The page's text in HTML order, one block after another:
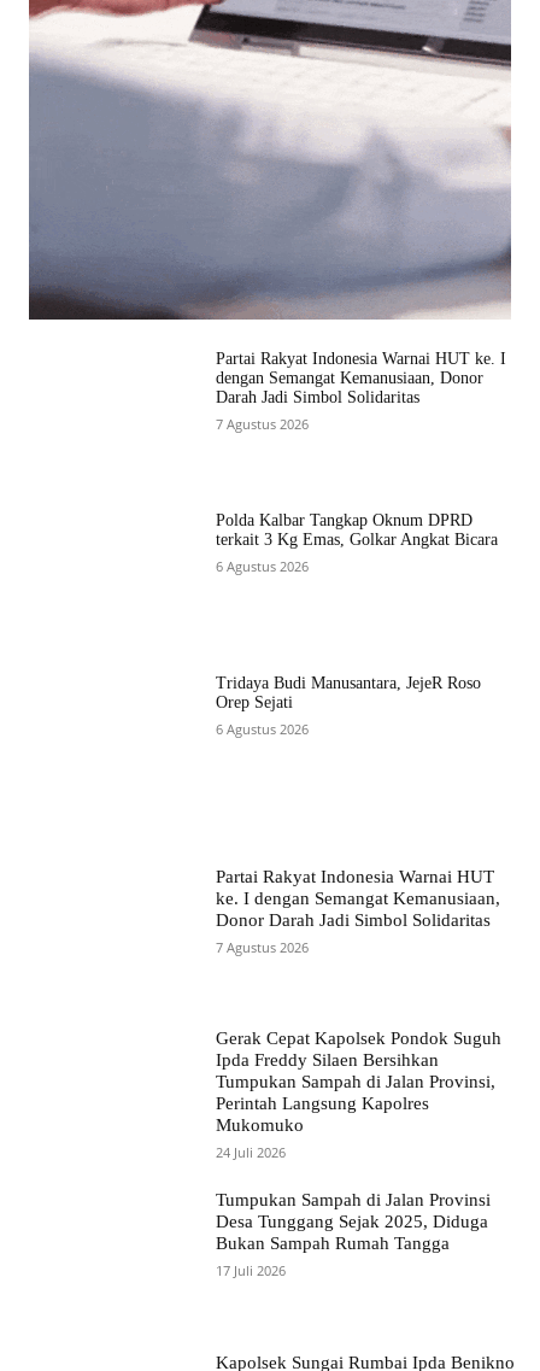
Partai Rakyat Indonesia Warnai HUT ke. I
dengan Semangat Kemanusiaan, Donor
Darah Jadi Simbol Solidaritas
7 Agustus 2026
Polda Kalbar Tangkap Oknum DPRD
terkait 3 Kg Emas, Golkar Angkat Bicara
6 Agustus 2026
Tridaya Budi Manusantara, JejeR Roso
Orep Sejati
6 Agustus 2026
Partai Rakyat Indonesia Warnai HUT
ke. I dengan Semangat Kemanusiaan,
Donor Darah Jadi Simbol Solidaritas
7 Agustus 2026
Gerak Cepat Kapolsek Pondok Suguh
Ipda Freddy Silaen Bersihkan
Tumpukan Sampah di Jalan Provinsi,
Perintah Langsung Kapolres
Mukomuko
24 Juli 2026
Tumpukan Sampah di Jalan Provinsi
Desa Tunggang Sejak 2025, Diduga
Bukan Sampah Rumah Tangga
17 Juli 2026
Kapolsek Sungai Rumbai Ipda Benikno